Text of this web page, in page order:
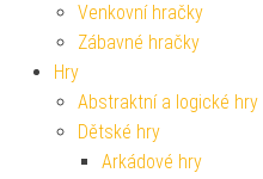
Venkovní hračky
Zábavné hračky
Hry
Abstraktní a logické hry
Dětské hry
Arkádové hry